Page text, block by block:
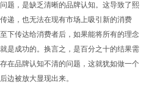
题，是缺乏清晰的品牌认知。这导致了熙
递，也无法在现有市场上吸引新的消费
下传达给消费者后，如果能将所有的理念
是成功的。换言之，是百分之十的结果需
在品牌认知不清的问题，这就犹如做一个
边被放大显现出来。